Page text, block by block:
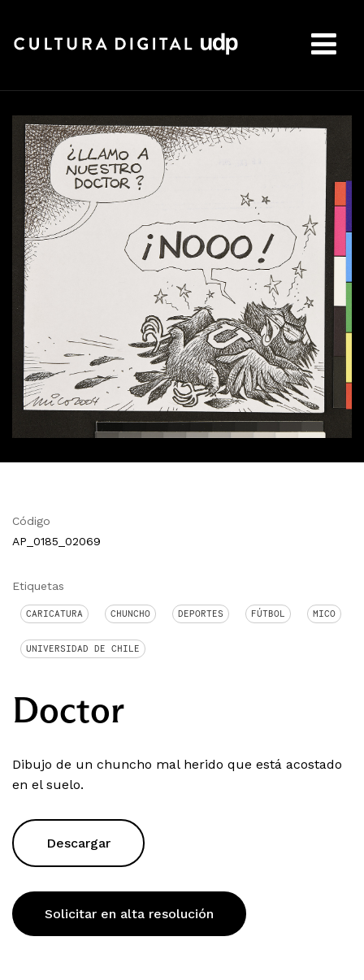
Código
AP_0185_02069
Etiquetas
CARICATURA CHUNCHO DEPORTES FÚTBOL MICO
UNIVERSIDAD DE CHILE
Doctor
Dibujo de un chuncho mal herido que está acostado
en el suelo.
Descargar
Solicitar en alta resolución